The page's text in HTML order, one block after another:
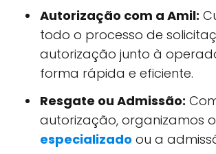
Autorização com a Amil:
todo o processo de
autorização junto à
forma rápida e eficiente.
Resgate ou Admissão:
autorização, organizamos o
especializado ou a